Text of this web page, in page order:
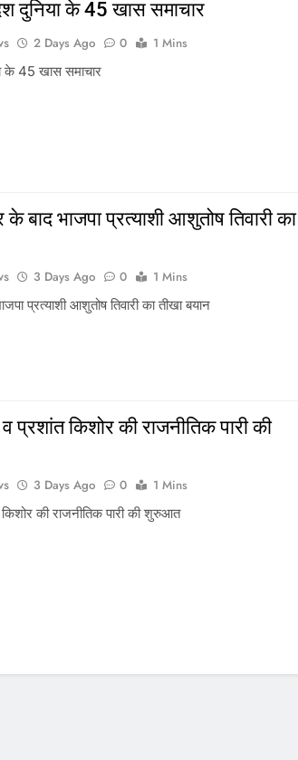
दुनिया के 45 खास समाचार
2 Days Ago 0
1 Mins
के 45 खास समाचार
के बाद भाजपा प्रत्याशी आशुतोष तिवारी का
3 Days Ago 0
1 Mins
प्रत्याशी आशुतोष तिवारी का तीखा बयान
प्रशांत किशोर की राजनीतिक पारी की
3 Days Ago 0
1 Mins
किशोर की राजनीतिक पारी की शुरुआत